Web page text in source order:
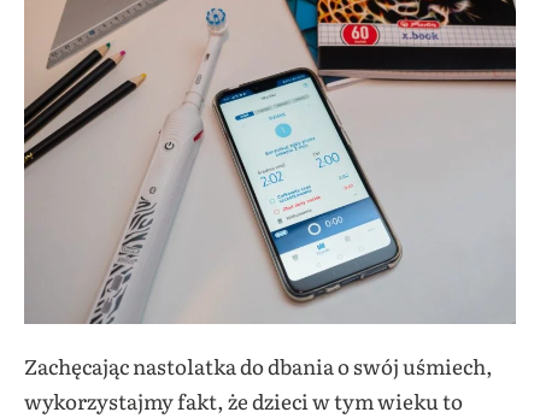
Zachęcając nastolatka do dbania o swój uśmiech,
wykorzystajmy fakt, że dzieci w tym wieku to